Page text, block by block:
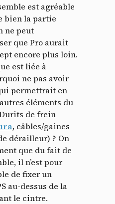
est agréable
bien la partie
ne peut
que Pro aurait
encore plus loin.
est liée à
ne pas avoir
permettrait en
éléments du
de frein
, câbles/gaines
dérailleur) ? On
que du fait de
il n’est pour
de fixer un
au-dessus de la
le cintre.